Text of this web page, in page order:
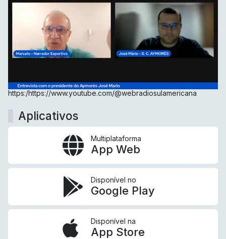
https:/https://www.youtube.com/@webradiosulamericana
Aplicativos
Multiplataforma
App Web
Disponível no
Google Play
Disponível na
App Store